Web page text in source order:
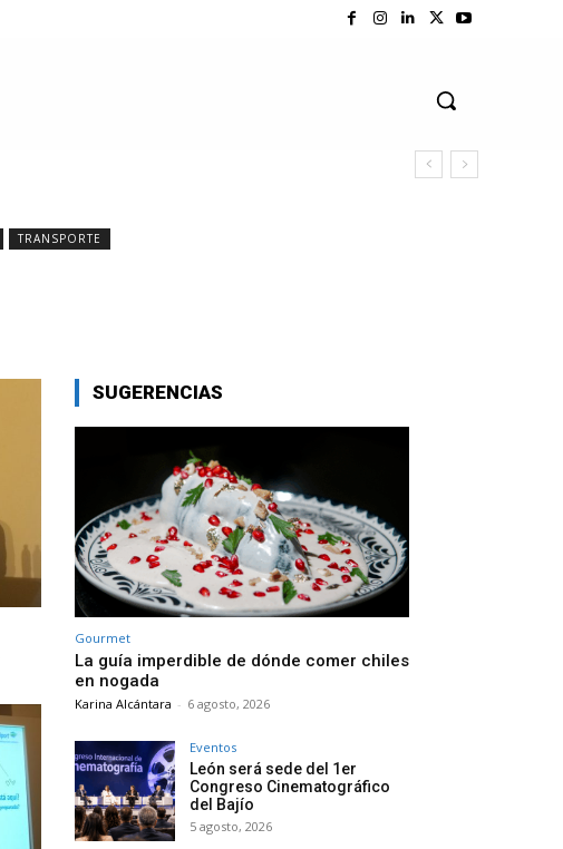
TRANSPORTE
SUGERENCIAS
Gourmet
La guía imperdible de dónde comer chiles
en nogada
Karina Alcántara - 6 agosto, 2026
Eventos
León será sede del 1er
Congreso Cinematográfico
del Bajío
5 agosto, 2026